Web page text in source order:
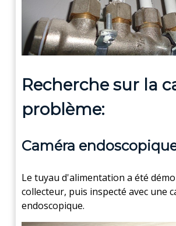
Recherche sur la
problème:
Caméra
Le tuyau d'alimentation a été
collecteur, puis inspecté avec une
endoscopique.